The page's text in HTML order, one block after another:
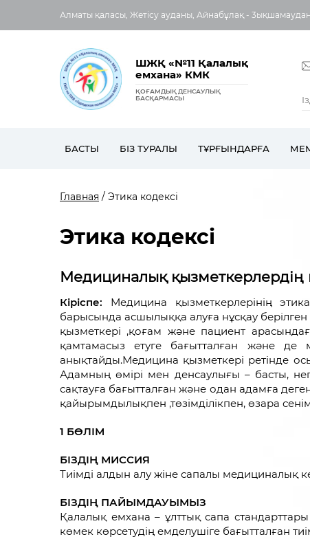
Алматы қаласы, Жетісу ауданы, Айнабұлақ -
ШЖҚ «№11 Қалалық
емхана» КМК
ҚОҒАМДЫҚ ДЕНСАУЛЫҚ
БАСҚАРМАСЫ
БАСТЫ БІЗ ТУРАЛЫ ТҰРҒЫНДАРҒА
Главная / Этика кодексі
Этика кодексі
Медициналық қызметкерлердің
Кіріспе: Медицина қызметкерлерінің
барысында асшылыққа алуға нұсқау
қызметкері ,қоғам және пациент
қамтамасыз етуге бағытталған және де
анықтайды.Медицина қызметкері ретінде
Адамның өмірі мен денсаулығы – басты,
сақтауға бағытталған және одан адамға
қайырымдылықпен ,төзімділікпен, өзара
1 БӨЛІМ
БІЗДІҢ МИССИЯ
Тиімді алдын алу жіне сапалы медициналық
БІЗДІҢ ПАЙЫМДАУЫМЫЗ
Қалалық емхана – ұлттық сапа
көмек көрсетудің емделушіге бағытталған